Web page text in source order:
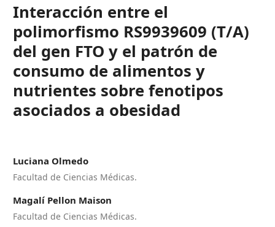
Interacción entre el
polimorfismo RS9939609 (T/A)
del gen FTO y el patrón de
consumo de alimentos y
nutrientes sobre fenotipos
asociados a obesidad
Luciana Olmedo
Facultad de Ciencias Médicas.
Magalí Pellon Maison
Facultad de Ciencias Médicas.